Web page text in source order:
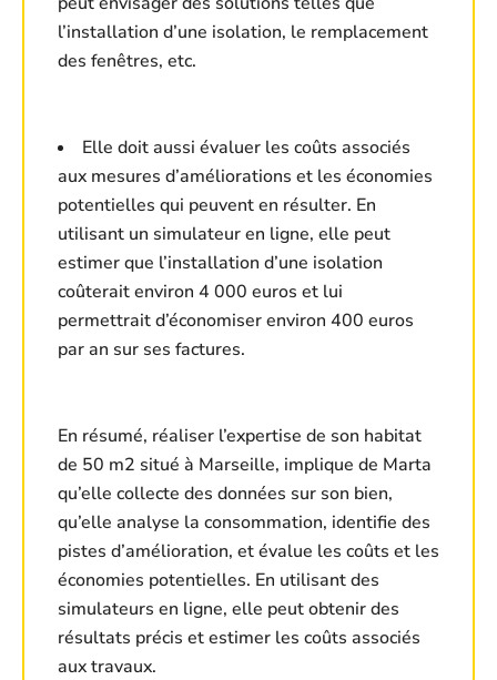
l’installation d’une isolation, le remplacement
des fenêtres, etc.
Elle doit aussi évaluer les coûts associés
aux mesures d’améliorations et les économies
potentielles qui peuvent en résulter. En
utilisant un simulateur en ligne, elle peut
estimer que l’installation d’une isolation
coûterait environ 4 000 euros et lui
permettrait d’économiser environ 400 euros
par an sur ses factures.
En résumé, réaliser l’expertise de son habitat
de 50 m2 situé à Marseille, implique de Marta
qu’elle collecte des données sur son bien,
qu’elle analyse la consommation, identifie des
pistes d’amélioration, et évalue les coûts et les
économies potentielles. En utilisant des
simulateurs en ligne, elle peut obtenir des
résultats précis et estimer les coûts associés
aux travaux.